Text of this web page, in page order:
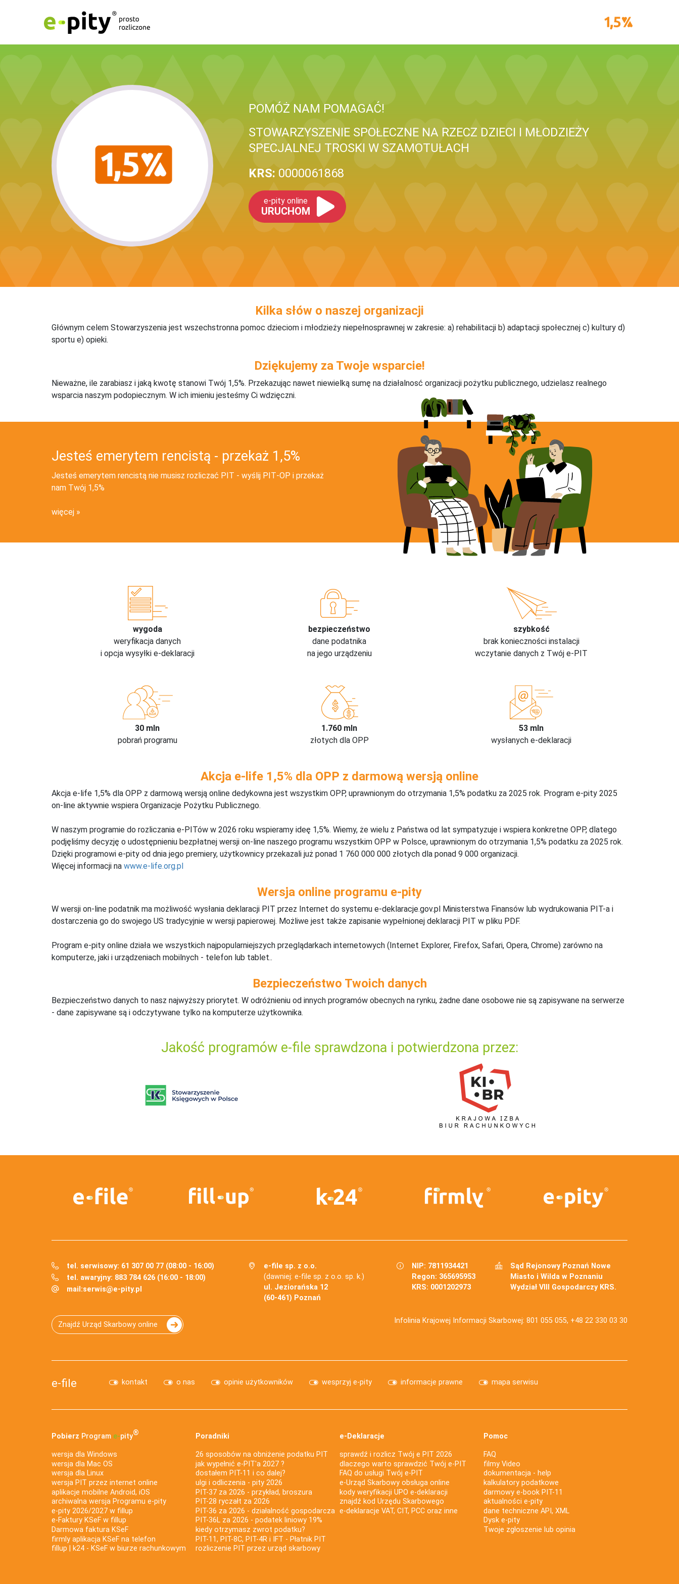
POMÓŻ NAM POMAGAĆ!
STOWARZYSZENIE SPOŁECZNE NA RZECZ DZIECI I MŁODZIEŻY
SPECJALNEJ TROSKI W SZAMOTUŁACH
KRS: 0000061868
e-pity online
URUCHOM
Kilka słów o naszej organizacji
Głównym celem Stowarzyszenia jest wszechstronna pomoc dzieciom i młodzieży niepełnosprawnej w zakresie: a) rehabilitacji b) adaptacji społecznej c) kultury d)
sportu e) opieki.
Dziękujemy za Twoje wsparcie!
Nieważne, ile zarabiasz i jaką kwotę stanowi Twój 1,5%. Przekazując nawet niewielką sumę na działalnosć organizacji pożytku publicznego, udzielasz realnego
wsparcia naszym podopiecznym. W ich imieniu jesteśmy Ci wdzięczni.
Jesteś emerytem rencistą - przekaż 1,5%
Jesteś emerytem rencistą nie musisz rozliczać PIT - wyślij PIT‑OP i przekaż
nam Twój 1,5%
więcej
wygoda
weryfikacja danych
i opcja wysyłki e-deklaracji
bezpieczeństwo
dane podatnika
na jego urządzeniu
szybkość
brak konieczności instalacji
wczytanie danych z Twój e-PIT
30 mln
pobrań programu
1.760 mln
złotych dla OPP
53 mln
wysłanych e-deklaracji
Akcja e-life 1,5% dla OPP z darmową wersją online
Akcja e-life 1,5% dla OPP z darmową wersją online dedykowna jest wszystkim OPP, uprawnionym do otrzymania 1,5% podatku za 2025 rok. Program e-pity 2025
on-line aktywnie wspiera Organizacje Pożytku Publicznego.
W naszym programie do rozliczania e-PITów w 2026 roku wspieramy ideę 1,5%. Wiemy, że wielu z Państwa od lat sympatyzuje i wspiera konkretne OPP, dlatego
podjęliśmy decyzję o udostępnieniu bezpłatnej wersji on-line naszego programu wszystkim OPP w Polsce, uprawnionym do otrzymania 1,5% podatku za 2025 rok.
Dzięki programowi e-pity od dnia jego premiery, użytkownicy przekazali już ponad 1 760 000 000 złotych dla ponad 9 000 organizacji.
Więcej informacji na www.e-life.org.pl
Wersja online programu e-pity
W wersji on-line podatnik ma możliwość wysłania deklaracji PIT przez Internet do systemu e-deklaracje.gov.pl Ministerstwa Finansów lub wydrukowania PIT-a i
dostarczenia go do swojego US tradycyjnie w wersji papierowej. Możliwe jest także zapisanie wypełnionej deklaracji PIT w pliku PDF.
Program e-pity online działa we wszystkich najpopularniejszych przeglądarkach internetowych (Internet Explorer, Firefox, Safari, Opera, Chrome) zarówno na
komputerze, jaki i urządzeniach mobilnych - telefon lub tablet..
Bezpieczeństwo Twoich danych
Bezpieczeństwo danych to nasz najwyższy priorytet. W odróżnieniu od innych programów obecnych na rynku, żadne dane osobowe nie są zapisywane na serwerze
- dane zapisywane są i odczytywane tylko na komputerze użytkownika.
Jakość programów e-file sprawdzona i potwierdzona przez:
tel. serwisowy: 61 307 00 77 (08:00 - 16:00)
tel. awaryjny: 883 784 626 (16:00 - 18:00)
mail:serwis@e-pity.pl
e-file sp. z o.o.
(dawniej: e-file sp. z o.o. sp. k.)
ul. Jeziorańska 12
(60-461) Poznań
NIP: 7811934421
Regon: 365695953
KRS: 0001202973
Sąd Rejonowy Poznań Nowe
Miasto i Wilda w Poznaniu
Wydział VIII Gospodarczy KRS.
Znajdź Urząd Skarbowy online Infolinia Krajowej Informacji Skarbowej: 801 055 055, +48 22 330 03 30
e-file kontakt o nas opinie użytkowników wesprzyj e-pity informacje prawne mapa serwisu
Pobierz Program e‑pity®
wersja dla Windows
wersja dla Mac OS
wersja dla Linux
wersja PIT przez internet online
aplikacje mobilne Android, iOS
archiwalna wersja Programu e-pity
e-pity 2026/2027 w fillup
e‑Faktury KSeF w fillup
Darmowa faktura KSeF
firmly aplikacja KSeF na telefon
fillup | k24 - KSeF w biurze rachunkowym
Poradniki
26 sposobów na obniżenie podatku PIT
jak wypełnić e-PIT'a 2027 ?
dostałem PIT-11 i co dalej?
ulgi i odliczenia - pity 2026
PIT-37 za 2026 - przykład, broszura
PIT-28 ryczałt za 2026
PIT-36 za 2026 - działalność gospodarcza
PIT-36L za 2026 - podatek liniowy 19%
kiedy otrzymasz zwrot podatku?
PIT-11, PIT-8C, PIT-4R i IFT - Płatnik PIT
rozliczenie PIT przez urząd skarbowy
e-Deklaracje
sprawdź i rozlicz Twój e PIT 2026
dlaczego warto sprawdzić Twój e-PIT
FAQ do usługi Twój e-PIT
e-Urząd Skarbowy obsługa online
kody weryfikacji UPO e-deklaracji
znajdź kod Urzędu Skarbowego
e-deklaracje VAT, CIT, PCC oraz inne
Pomoc
FAQ
filmy Video
dokumentacja - help
kalkulatory podatkowe
darmowy e-book PIT-11
aktualności e-pity
dane techniczne API, XML
Dysk e-pity
Twoje zgłoszenie lub opinia